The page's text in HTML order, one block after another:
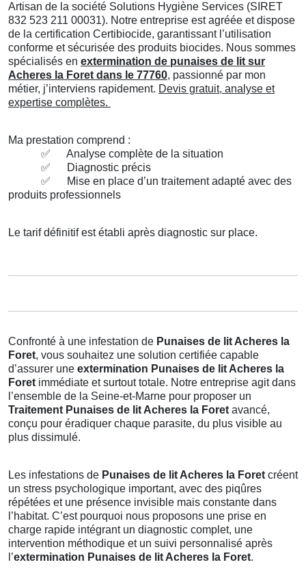
Artisan de la société Solutions Hygiène Services (SIRET
832 523 211 00031). Notre entreprise est agréée et dispose
de la certification Certibiocide, garantissant l’utilisation
conforme et sécurisée des produits biocides. Nous sommes
spécialisés en extermination de punaises de lit sur
Acheres la Foret dans le 77760, passionné par mon
métier, j’interviens rapidement. Devis gratuit, analyse et
expertise complètes.
Ma prestation comprend :
✅
Analyse complète de la situation
✅
Diagnostic précis
✅
Mise en place d’un traitement adapté avec des
produits professionnels
Le tarif définitif est établi après diagnostic sur place.
Confronté à une infestation de Punaises de lit Acheres la
Foret, vous souhaitez une solution certifiée capable
d’assurer une extermination Punaises de lit Acheres la
Foret immédiate et surtout totale. Notre entreprise agit dans
l’ensemble de la Seine-et-Marne pour proposer un
Traitement Punaises de lit Acheres la Foret avancé,
conçu pour éradiquer chaque parasite, du plus visible au
plus dissimulé.
Les infestations de Punaises de lit Acheres la Foret créent
un stress psychologique important, avec des piqûres
répétées et une présence invisible mais constante dans
l’habitat. C’est pourquoi nous proposons une prise en
charge rapide intégrant un diagnostic complet, une
intervention méthodique et un suivi personnalisé après
l’extermination Punaises de lit Acheres la Foret.